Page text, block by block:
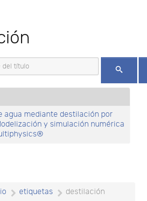
del título
agua mediante destilación por
y simulación numérica
etiquetas destilación